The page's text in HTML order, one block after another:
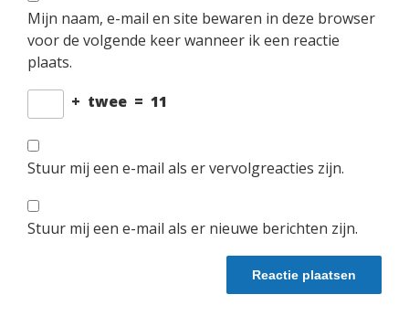
Mijn naam, e-mail en site bewaren in deze browser
voor de volgende keer wanneer ik een reactie
plaats.
+ twee = 11
Stuur mij een e-mail als er vervolgreacties zijn.
Stuur mij een e-mail als er nieuwe berichten zijn.